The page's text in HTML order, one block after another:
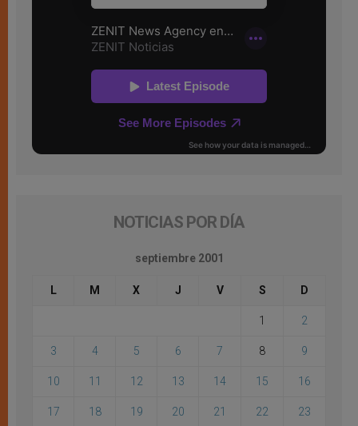
NOTICIAS POR DÍA
septiembre 2001
L M X J V S D
1 2
3 4 5 6 7 8 9
10 11 12 13 14 15 16
17 18 19 20 21 22 23